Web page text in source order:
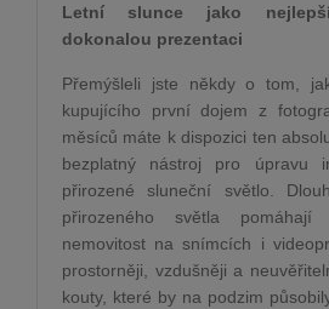
Letní slunce jako
dokonalou prezentaci
Přemýšleli jste někdy o tom,
kupujícího první dojem z
měsíců máte k dispozici ten
bezplatný nástroj pro úpravu
přirozené sluneční světlo.
přirozeného světla
nemovitost na snímcích i
prostorněji, vzdušněji a
kouty, které by na podzim